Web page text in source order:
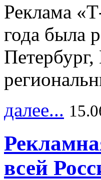
Реклама
года была
далее...
всей